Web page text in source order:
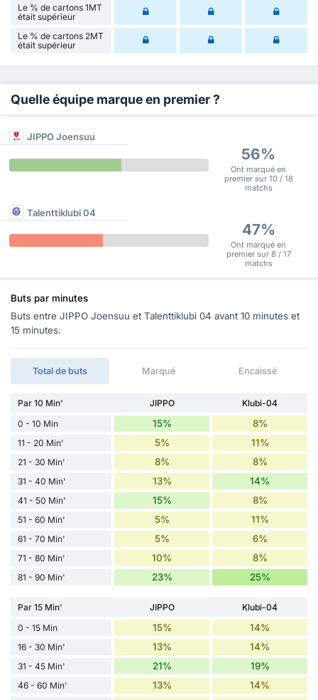
Le % de cartons 1MT
était supérieur
Le % de cartons 2MT
était supérieur
Quelle équipe marque en premier ?
JIPPO Joensuu
56%
Ont marqué en
premier sur 10 / 18
matchs
Talenttiklubi 04
47%
Ont marqué en
premier sur 8 / 17
matchs
Buts par minutes
Buts entre JIPPO Joensuu et Talenttiklubi 04 avant 10 minutes et
15 minutes.
Total de buts Marqué Encaissé
Par 10 Min' JIPPO
Klubi-04
0 - 10 Min
15% 8%
11 - 20 Min' 5% 11%
21 - 30 Min' 8% 8%
31 - 40 Min' 13% 14%
41 - 50 Min' 15% 8%
51 - 60 Min' 5% 11%
61 - 70 Min' 5% 6%
71 - 80 Min' 10% 8%
81 - 90 Min' 23% 25%
Par 15 Min' JIPPO
Klubi-04
0 - 15 Min
15% 14%
16 - 30 Min' 13% 14%
31 - 45 Min' 21% 19%
46 - 60 Min' 13% 14%